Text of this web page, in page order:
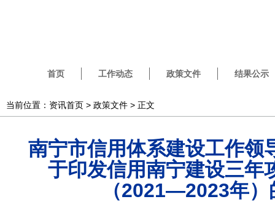
首页 工作动态 政策文件 结果公示
当前位置：资讯首页 > 政策文件 > 正文
南宁市信用体系建设工作领
于印发信用南宁建设三年
（2021—2023年）